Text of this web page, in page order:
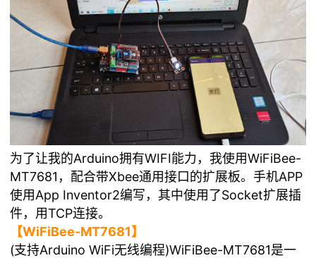
为了让我的Arduino拥有WIFI能力，我使用WiFiBee-
MT7681，配合带Xbee通用接口的扩展板。手机APP
使用App Inventor2编写，其中使用了Socket扩展插
件，用TCP连接。
【WiFiBee-MT7681】
(支持Arduino WiFi无线编程)WiFiBee-MT7681是一